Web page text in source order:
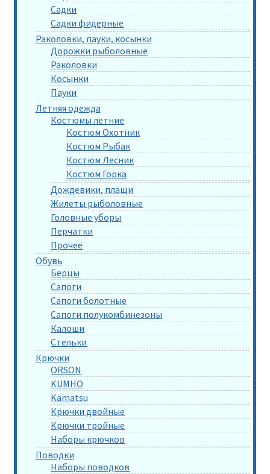
Садки
Садки фидерные
Раколовки, пауки, косынки
Дорожки рыболовные
Раколовки
Косынки
Пауки
Летняя одежда
Костюмы летние
Костюм Охотник
Костюм Рыбак
Костюм Лесник
Костюм Горка
Дождевики, плащи
Жилеты рыболовные
Головные уборы
Перчатки
Прочее
Обувь
Берцы
Сапоги
Сапоги болотные
Сапоги полукомбинезоны
Калоши
Стельки
Крючки
ORSON
KUMHO
Kamatsu
Крючки двойные
Крючки тройные
Наборы крючков
Поводки
Наборы поводков